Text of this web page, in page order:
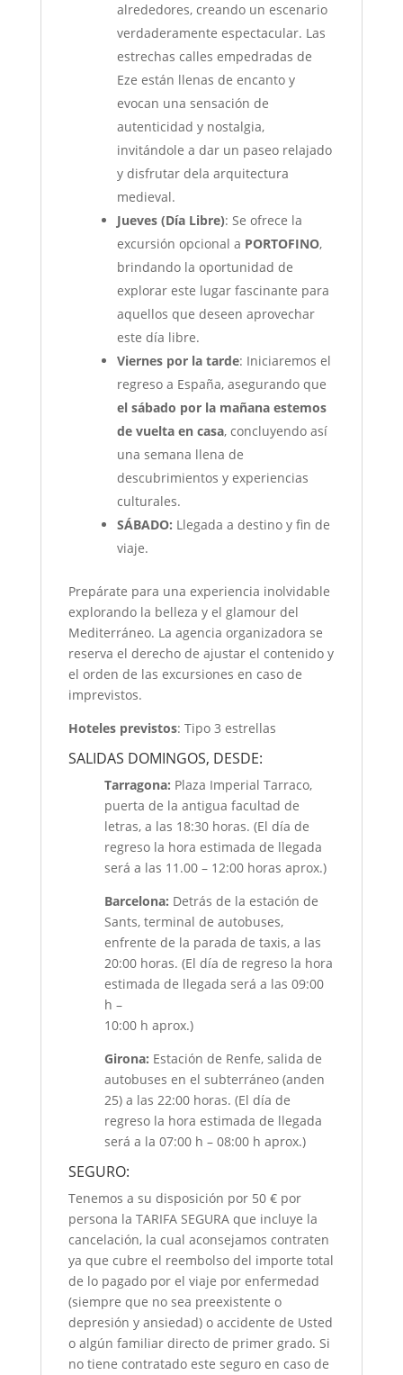
alrededores, creando un escenario
verdaderamente espectacular. Las
estrechas calles empedradas de
Eze están llenas de encanto y
evocan una sensación de
autenticidad y nostalgia,
invitándole a dar un paseo relajado
y disfrutar dela arquitectura
medieval.
Jueves (Día Libre): Se ofrece la
excursión opcional a PORTOFINO,
brindando la oportunidad de
explorar este lugar fascinante para
aquellos que deseen aprovechar
este día libre.
Viernes por la tarde: Iniciaremos el
regreso a España, asegurando que
el sábado por la mañana estemos
de vuelta en casa, concluyendo así
una semana llena de
descubrimientos y experiencias
culturales.
SÁBADO: Llegada a destino y fin de
viaje.
Prepárate para una experiencia inolvidable
explorando la belleza y el glamour del
Mediterráneo. La agencia organizadora se
reserva el derecho de ajustar el contenido y
el orden de las excursiones en caso de
imprevistos.
Hoteles previstos: Tipo 3 estrellas
SALIDAS DOMINGOS, DESDE:
Tarragona: Plaza Imperial Tarraco,
puerta de la antigua facultad de
letras, a las 18:30 horas. (El día de
regreso la hora estimada de llegada
será a las 11.00 – 12:00 horas aprox.)
Barcelona: Detrás de la estación de
Sants, terminal de autobuses,
enfrente de la parada de taxis, a las
20:00 horas. (El día de regreso la hora
estimada de llegada será a las 09:00
h –
10:00 h aprox.)
Girona: Estación de Renfe, salida de
autobuses en el subterráneo (anden
25) a las 22:00 horas. (El día de
regreso la hora estimada de llegada
será a la 07:00 h – 08:00 h aprox.)
SEGURO:
Tenemos a su disposición por 50 € por
persona la TARIFA SEGURA que incluye la
cancelación, la cual aconsejamos contraten
ya que cubre el reembolso del importe total
de lo pagado por el viaje por enfermedad
(siempre que no sea preexistente o
depresión y ansiedad) o accidente de Usted
o algún familiar directo de primer grado. Si
no tiene contratado este seguro en caso de